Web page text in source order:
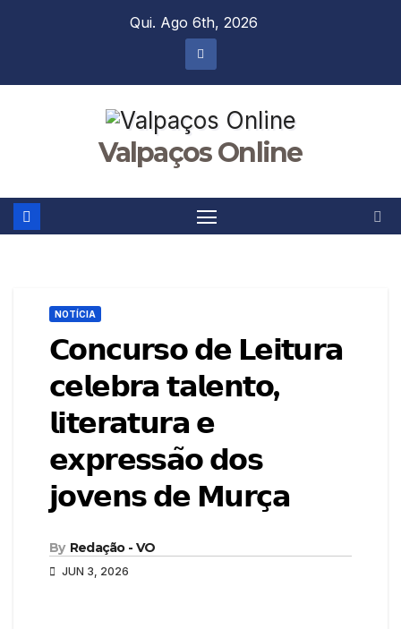
Qui. Ago 6th, 2026
Valpaços Online
NOTÍCIA
𝗖𝗼𝗻𝗰𝘂𝗿𝘀𝗼 𝗱𝗲 𝗟𝗲𝗶𝘁𝘂𝗿𝗮
𝗰𝗲𝗹𝗲𝗯𝗿𝗮 𝘁𝗮𝗹𝗲𝗻𝘁𝗼,
𝗹𝗶𝘁𝗲𝗿𝗮𝘁𝘂𝗿𝗮 𝗲
𝗲𝘅𝗽𝗿𝗲𝘀𝘀𝗮̃𝗼 𝗱𝗼𝘀
𝗷𝗼𝘃𝗲𝗻𝘀 𝗱𝗲 𝗠𝘂𝗿𝗰̧𝗮
By Redação - VO
JUN 3, 2026